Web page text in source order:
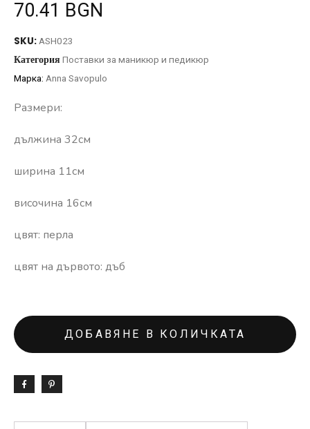
70.41 BGN
SKU: ASH023
Категория Поставки за маникюр и педикюр
Марка: Anna Savopulo
Размери:
дължина 32см
ширина 11см
височина 16см
цвят: перла
цвят на дървото: дъб
ДОБАВЯНЕ В КОЛИЧКАТА